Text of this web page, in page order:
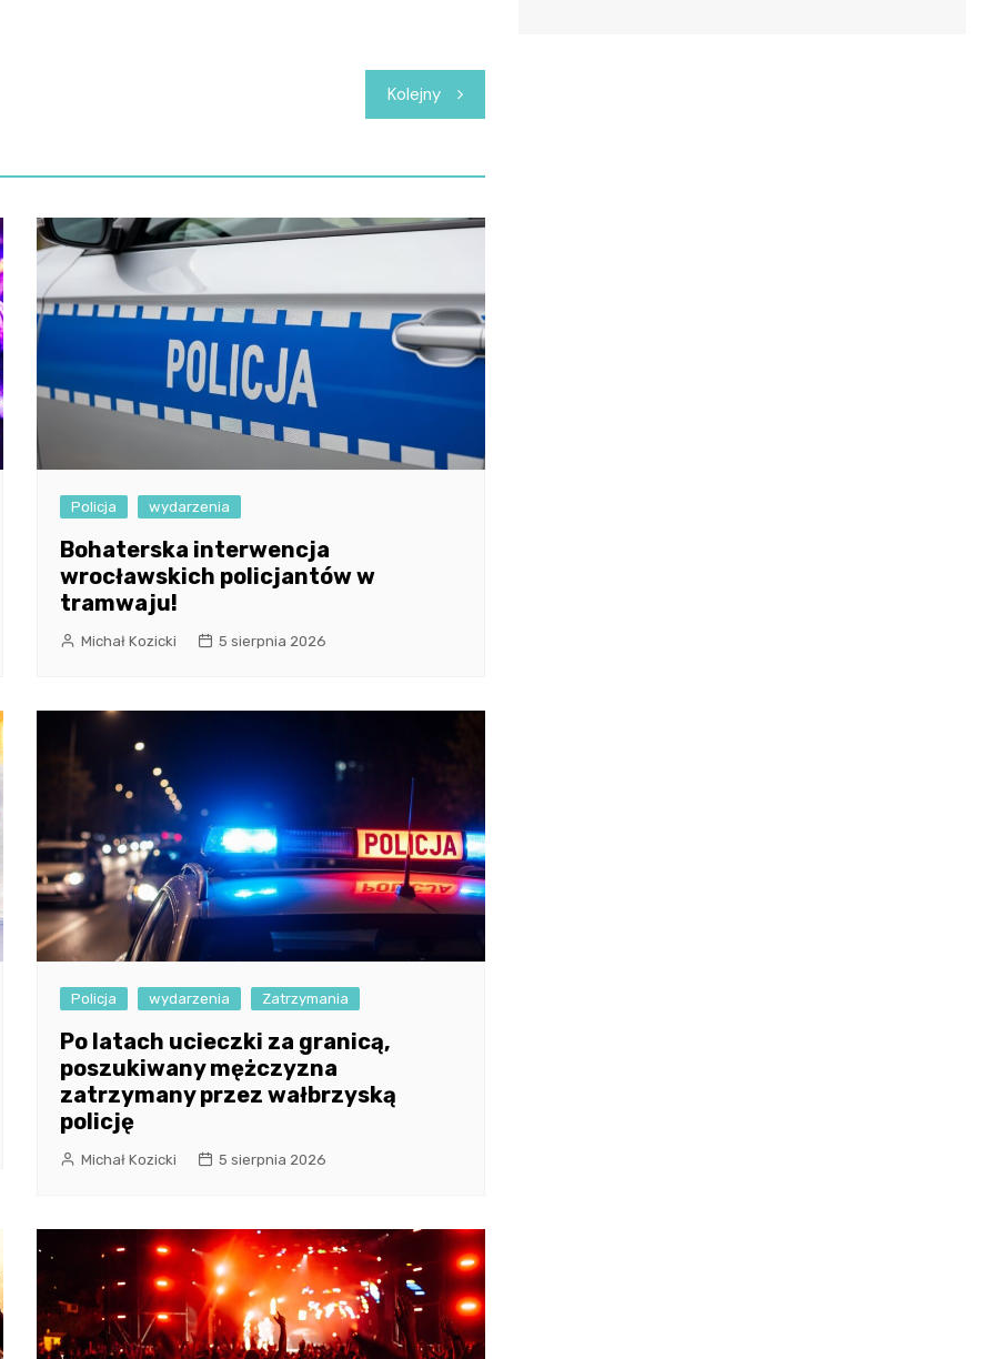
Kolejny
Policja wydarzenia
Bohaterska interwencja
wrocławskich policjantów w
tramwaju!
Michał Kozicki 5 sierpnia 2026
Policja wydarzenia Zatrzymania
Po latach ucieczki za granicą,
poszukiwany mężczyzna
zatrzymany przez wałbrzyską
policję
Michał Kozicki 5 sierpnia 2026